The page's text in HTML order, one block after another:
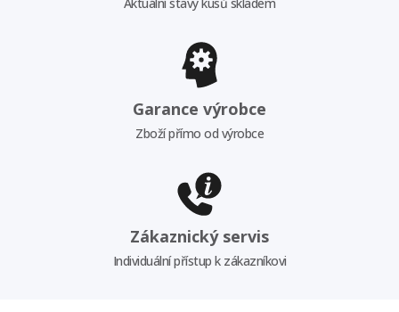
Garance výrobce
Zboží přímo od výrobce
Zákaznický servis
Individuální přístup k zákazníkovi